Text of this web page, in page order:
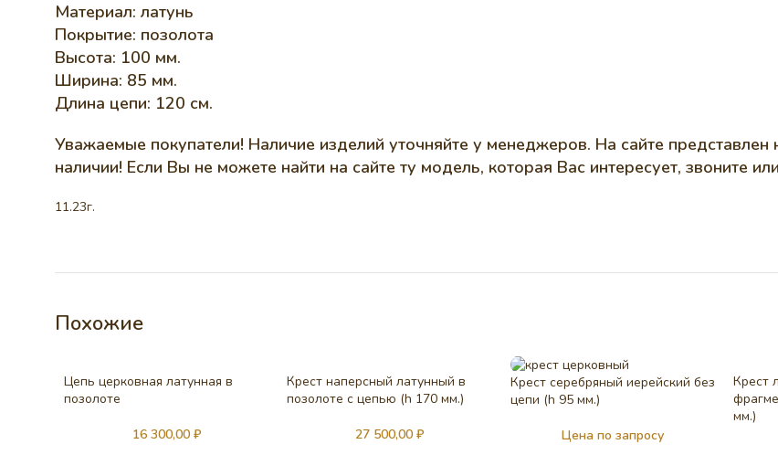
Материал: латунь
Покрытие: позолота
Высота: 100 мм.
Ширина: 85 мм.
Длина цепи: 120 см.
Уважаемые покупатели! Наличие изделий уточняйте у менеджеров. На сайте
наличии! Если Вы не можете найти на сайте ту модель, которая Вас интересует, звоните
11.23г.
Похожие
Цепь церковная латунная в
позолоте
16 300,00 ₽
Крест наперсный латунный в
позолоте с цепью (h 170 мм.)
27 500,00₽
Крест серебряный иерейский без
цепи (h 95 мм.)
Цена по запросу
Крест
мм.)